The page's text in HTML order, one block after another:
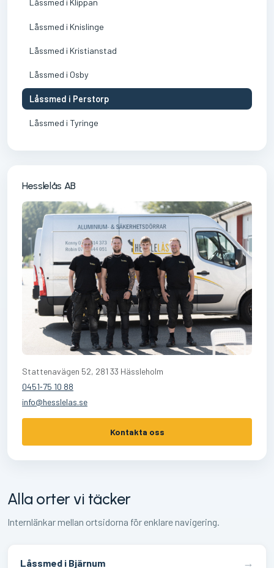
Låssmed i Klippan
Låssmed i Knislinge
Låssmed i Kristianstad
Låssmed i Osby
Låssmed i Perstorp
Låssmed i Tyringe
Hesslelås AB
Stattenavägen 52, 281 33 Hässleholm
0451‑75 10 88
info@hesslelas.se
Kontakta oss
Alla orter vi täcker
Internlänkar mellan ortsidorna för enklare navigering.
Låssmed i Bjärnum →